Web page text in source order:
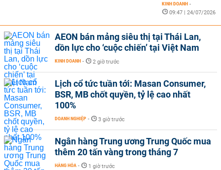
KINH DOANH -
09:47 | 24/07/2026
AEON bán mảng siêu thị tại Thái Lan,
dồn lực cho ‘cuộc chiến’ tại Việt Nam
KINH DOANH - 2 giờ trước
Lịch cổ tức tuần tới: Masan Consumer,
BSR, MB chốt quyền, tỷ lệ cao nhất
100%
DOANH NGHIỆP - 3 giờ trước
Ngân hàng Trung ương Trung Quốc mua
thêm 20 tấn vàng trong tháng 7
HÀNG HÓA - 1 giờ trước